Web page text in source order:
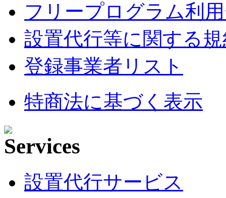
フリープログラム利
設置代行等に関する
登録事業者リスト
特商法に基づく表示
設置代行サービス